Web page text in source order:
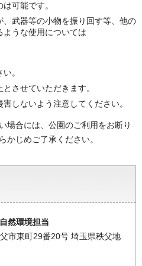
可能です。
武器等の小物を振り回す等、他の
ような使用については
。
させていただきます。
しないよう注意してください。
場合には、公園のご利用をお断り
かじめご了承ください。
自然環境担当
市東町29番20号 埼玉県秩父地